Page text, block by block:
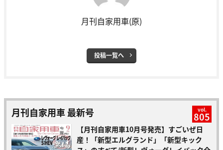
月刊自家用車(原)
投稿一覧へ
月刊自家用車 最新号 vol.
805
【月刊自家用車10月号発売】すごいぜ日
産！「新型エルグランド」「新型キック